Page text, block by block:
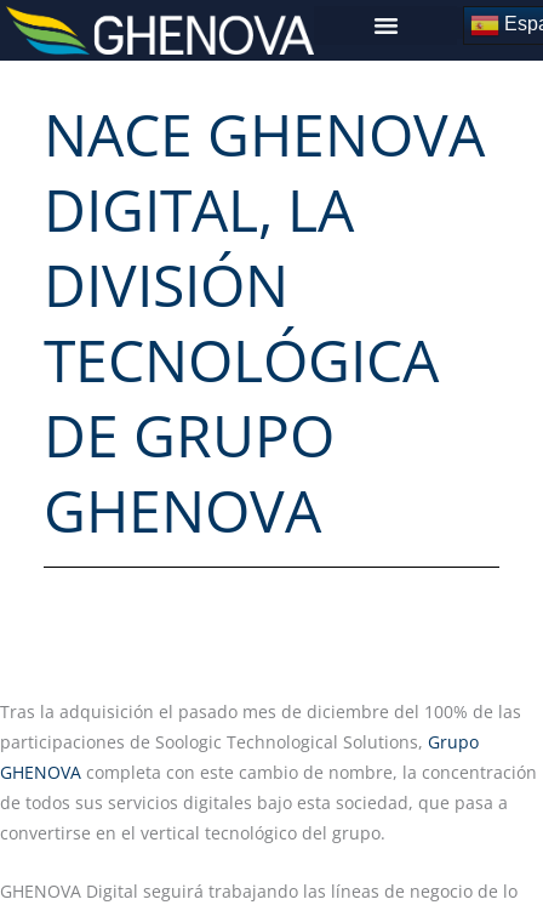
Skip
NACE GHENOVA
DIGITAL, LA
DIVISIÓN
TECNOLÓGICA
DE GRUPO
GHENOVA
Tras la adquisición el pasado mes de diciembre del 100% de las
participaciones de Soologic Technological Solutions, Grupo
GHENOVA completa con este cambio de nombre, la concentración
de todos sus servicios digitales bajo esta sociedad, que pasa a
convertirse en el vertical tecnológico del grupo.
GHENOVA Digital seguirá trabajando las líneas de negocio de lo